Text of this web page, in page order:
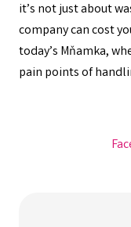
it’s not just about
company can cost
today’s Mňamka,
pain points of